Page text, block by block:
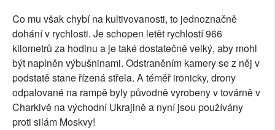
Co mu však chybí na kultivovanosti, to jednoznačně
dohání v rychlosti. Je schopen letět rychlostí 966
kilometrů za hodinu a je také dostatečně velký, aby mohl
být naplněn výbušninami. Odstraněním kamery se z něj v
podstatě stane řízená střela. A téměř ironicky, drony
odpalované na rampě byly původně vyrobeny v továrně v
Charkivě na východní Ukrajině a nyní jsou používány
proti silám Moskvy!